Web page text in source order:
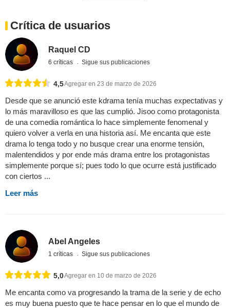
Crítica de usuarios
Raquel CD
6 críticas Sigue sus publicaciones
4,5Agregar en 23 de marzo de 2026
Desde que se anunció este kdrama tenía muchas expectativas y
lo más maravilloso es que las cumplió. Jisoo como protagonista
de una comedia romántica lo hace simplemente fenomenal y
quiero volver a verla en una historia así. Me encanta que este
drama lo tenga todo y no busque crear una enorme tensión,
malentendidos y por ende más drama entre los protagonistas
simplemente porque sí; pues todo lo que ocurre está justificado
con ciertos ...
Leer más
Abel Angeles
1 críticas Sigue sus publicaciones
5,0Agregar en 10 de marzo de 2026
Me encanta como va progresando la trama de la serie y de echo
es muy buena puesto que te hace pensar en lo que el mundo de